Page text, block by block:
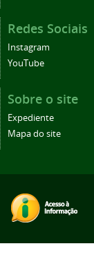
Redes Sociais
Instagram
YouTube
Sobre o site
Expediente
Mapa do site